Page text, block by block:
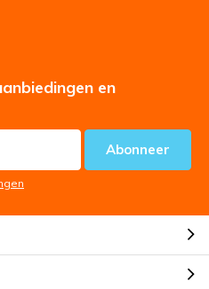
en
Abonneer